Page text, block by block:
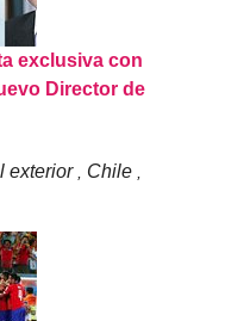
exclusiva con
Director de
exterior, Chile ,